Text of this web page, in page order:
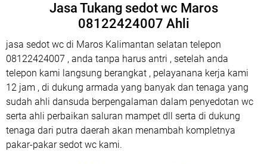
Jasa Tukang sedot wc Maros
08122424007 Ahli
jasa sedot wc di Maros Kalimantan selatan telepon
08122424007 , anda tanpa harus antri , setelah anda
telepon kami langsung berangkat , pelayanana kerja kami
12 jam , di dukung armada yang banyak dan tenaga yang
sudah ahli dansuda berpengalaman dalam penyedotan wc
serta ahli perbaikan saluran mampet dll serta di dukung
tenaga dari putra daerah akan menambah kompletnya
pakar-pakar sedot wc kami.